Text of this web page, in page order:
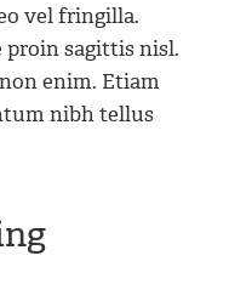
vel fringilla.
proin sagittis nisl.
enim. Etiam
nibh tellus